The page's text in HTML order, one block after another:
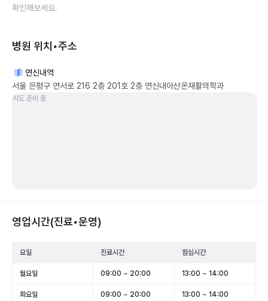
확인해보세요.
병원 위치•주소
연신내역
서울 은평구 연서로 216 2층 201호 2층 연신내아산온재활의학과
지도 준비 중
영업시간(진료•운영)
요일 진료시간 점심시간
월요일 09:00 ~ 20:00 13:00 ~ 14:00
화요일 09:00 ~ 20:00 13:00 ~ 14:00